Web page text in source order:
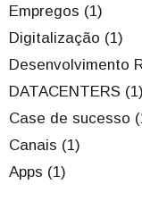
Empregos (1)
Digitalização (1)
Desenvolvimento
DATACENTERS (1)
Case de sucesso
Canais (1)
Apps (1)